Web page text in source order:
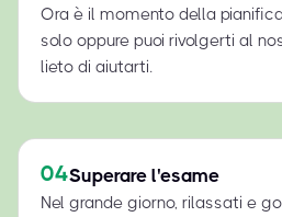
Ora è il momento della
solo oppure puoi rivolgerti al
lieto di aiutarti.
04Superare l'esame
Nel grande giorno, rilassati e